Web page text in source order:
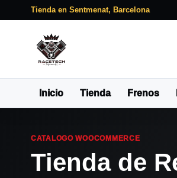
Tienda en Sentmenat, Barcelona
Inicio Tienda Frenos
CATALOGO WOOCOMMERCE
Tienda de